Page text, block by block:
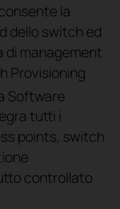
la
dello switch ed
di management
Provisioning
Software
tutti i
points, switch
controllato